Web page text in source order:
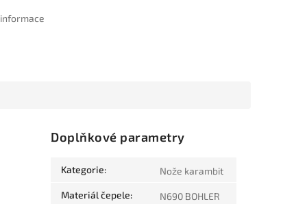
Doplňkové parametry
Kategorie: Nože karambit
Materiál čepele: N690 BOHLER